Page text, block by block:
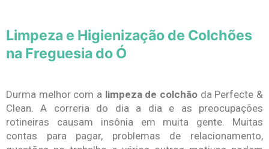
Limpeza e Higienização de Colchões
na Freguesia do Ó
Durma melhor com a limpeza de colchão da Perfecte &
Clean. A correria do dia a dia e as preocupações
rotineiras causam insônia em muita gente. Muitas
contas para pagar, problemas de relacionamento,